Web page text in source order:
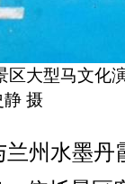
区大型马文化
静 摄
州水墨丹